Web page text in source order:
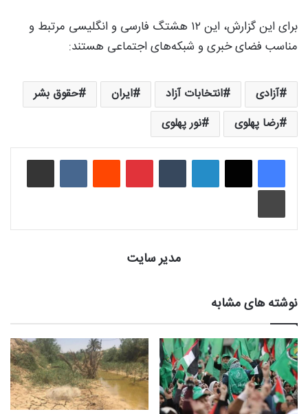
برای این گزارش، این ۱۲ هشتگ فارسی و انگلیسی مرتبط و
مناسب فضای خبری و شبکه‌های اجتماعی هستند:
آزادی انتخابات آزاد ایران
حقوق بشر
رضا پهلوی
نور پهلوی
لینکدین ‫تامبلر ‫پین‌ترست‫رددیت ‫VKontakteاشتراک گذاری از طریق ایمیل
چاپ
مدیر سایت
نوشته های مشابه